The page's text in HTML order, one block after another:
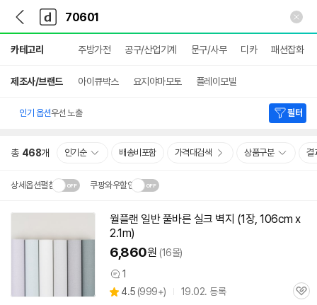
다
나
와
가
기
다
와
메
인
카테고리 주방가전 공구/산업기계 문구/사무 디카 패션잡화
제조사/브랜드 아이큐박스 요지야마모토 플레이모빌
인기 옵션우선 노출 필터
총 468개 인기순 배송비포함 가격대검색 상품구분 결
상세옵션펼침 쿠팡와우할인
설치 환경·지역에 따라
배송·설치비가 달라집니다.닫
기
월플랜 일반 풀바른 실크 벽지 (1장, 106cm x
2.1m)
6,860원 (16몰)
상
품
1
별
4.5 (상
999+) 19.02. 등록
관